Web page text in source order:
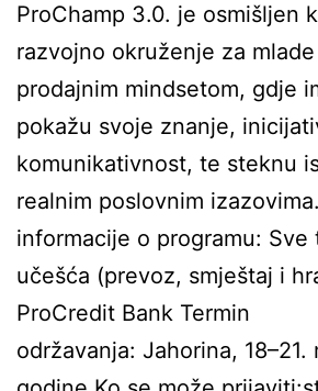
ProChamp 3.0. je osmišljen
razvojno okruženje za
prodajnim mindsetom, gdje
pokažu svoje znanje,
komunikativnost, te steknu
realnim poslovnim
informacije o programu: Sve
učešća (prevoz, smještaj i
ProCredit Bank Termin
održavanja: Jahorina, 18–21.